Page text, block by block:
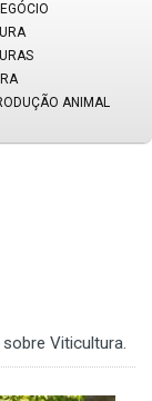
ANIMAL
Viticultura.